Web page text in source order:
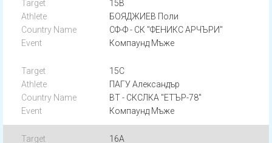
15B
БОЯДЖИЕВ Поли
СФ-Ф - СК "ФЕНИКС АРЧЪРИ"
Компаунд Мъже
15C
ПАГУ Александър
ВТ - СКСЛКА "ЕТЪР-78"
Компаунд Мъже
16A